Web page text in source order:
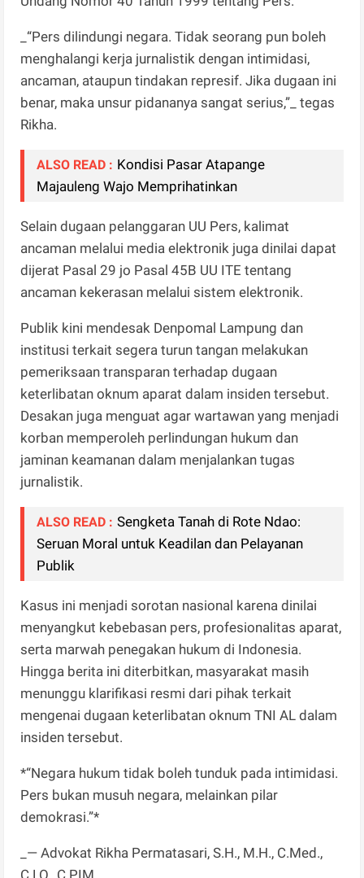
_“Pers dilindungi negara. Tidak seorang pun boleh
menghalangi kerja jurnalistik dengan intimidasi,
ancaman, ataupun tindakan represif. Jika dugaan ini
benar, maka unsur pidananya sangat serius,”_ tegas
Rikha.
ALSO READ : Kondisi Pasar Atapange
Majauleng Wajo Memprihatinkan
Selain dugaan pelanggaran UU Pers, kalimat
ancaman melalui media elektronik juga dinilai dapat
dijerat Pasal 29 jo Pasal 45B UU ITE tentang
ancaman kekerasan melalui sistem elektronik.
Publik kini mendesak Denpomal Lampung dan
institusi terkait segera turun tangan melakukan
pemeriksaan transparan terhadap dugaan
keterlibatan oknum aparat dalam insiden tersebut.
Desakan juga menguat agar wartawan yang menjadi
korban memperoleh perlindungan hukum dan
jaminan keamanan dalam menjalankan tugas
jurnalistik.
ALSO READ : Sengketa Tanah di Rote Ndao:
Seruan Moral untuk Keadilan dan Pelayanan
Publik
Kasus ini menjadi sorotan nasional karena dinilai
menyangkut kebebasan pers, profesionalitas aparat,
serta marwah penegakan hukum di Indonesia.
Hingga berita ini diterbitkan, masyarakat masih
menunggu klarifikasi resmi dari pihak terkait
mengenai dugaan keterlibatan oknum TNI AL dalam
insiden tersebut.
*“Negara hukum tidak boleh tunduk pada intimidasi.
Pers bukan musuh negara, melainkan pilar
demokrasi.”*
_— Advokat Rikha Permatasari, S.H., M.H., C.Med.,
C.LO., C.PIM._